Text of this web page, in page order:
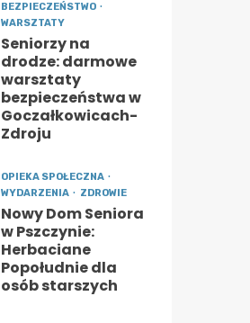
BEZPIECZEŃSTWO
WARSZTATY
Seniorzy na
drodze: darmowe
warsztaty
bezpieczeństwa w
Goczałkowicach-
Zdroju
OPIEKA SPOŁECZNA
WYDARZENIA
ZDROWIE
Nowy Dom Seniora
w Pszczynie:
Herbaciane
Popołudnie dla
osób starszych